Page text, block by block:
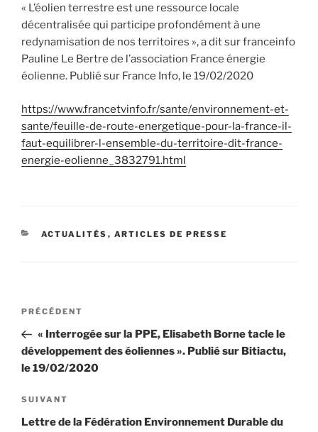
« L’éolien terrestre est une ressource locale
décentralisée qui participe profondément à une
redynamisation de nos territoires », a dit sur franceinfo
Pauline Le Bertre de l’association France énergie
éolienne. Publié sur France Info, le 19/02/2020
https://www.francetvinfo.fr/sante/environnement-et-
sante/feuille-de-route-energetique-pour-la-france-il-
faut-equilibrer-l-ensemble-du-territoire-dit-france-
energie-eolienne_3832791.html
CATÉGORIES
ACTUALITÉS , ARTICLES DE PRESSE
Navigation
l’article
Article
précédent
PRÉCÉDENT
« Interrogée sur la PPE, Elisabeth Borne tacle le
développement des éoliennes ». Publié sur Bitiactu,
le 19/02/2020
Article
suivant
SUIVANT
Lettre de la Fédération Environnement Durable du